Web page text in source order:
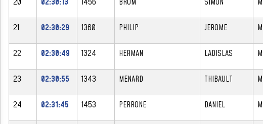
21 02:30:29 1360 PHILIP JEROME M
22 02:30:49 1324 HERMAN LADISLAS M
23 02:30:55 1343 MENARD THIBAULT M
24 02:31:45 1453 PERRONE DANIEL M